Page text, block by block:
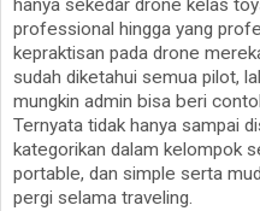
hanya sekedar drone kelas
professional hingga yang
kepraktisan pada drone
sudah diketahui semua pilot,
mungkin admin bisa beri
Ternyata tidak hanya sampai
kategorikan dalam kelompok
portable, dan simple serta
pergi selama traveling.